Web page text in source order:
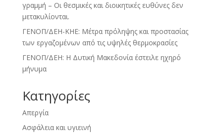
γραμμή – Οι θεσμικές και διοικητικές ευθύνες δεν
μετακυλίονται.
ΓΕΝΟΠ/ΔΕΗ-ΚΗΕ: Μέτρα πρόληψης και προστασίας
των εργαζομένων από τις υψηλές θερμοκρασίες
ΓΕΝΟΠ/ΔΕΗ: Η Δυτική Μακεδονία έστειλε ηχηρό
μήνυμα
Kατηγορίες
Απεργία
Ασφάλεια και υγιεινή